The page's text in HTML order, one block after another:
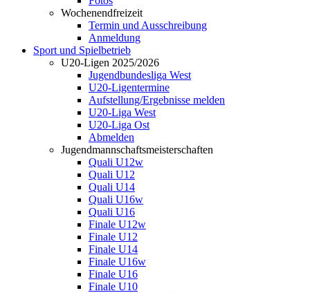
Wochenendfreizeit
Termin und Ausschreibung
Anmeldung
Sport und Spielbetrieb
U20-Ligen 2025/2026
Jugendbundesliga West
U20-Ligentermine
Aufstellung/Ergebnisse melden
U20-Liga West
U20-Liga Ost
Abmelden
Jugendmannschaftsmeisterschaften
Quali U12w
Quali U12
Quali U14
Quali U16w
Quali U16
Finale U12w
Finale U12
Finale U14
Finale U16w
Finale U16
Finale U10